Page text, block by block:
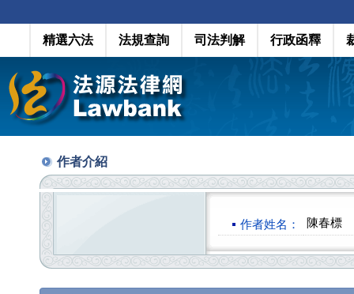
精選六法 法規查詢 司法判解 行政函釋
作者介紹
作者姓名： 陳春標